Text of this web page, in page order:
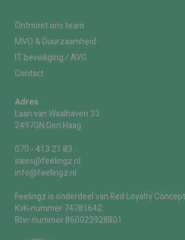
Ontmoet ons team
MVO & Duurzaamheid
IT beveiliging / AVG
Contact
Adres
Laan van Waalhaven 33
2497GN Den Haag
070 - 413 21 83
sales@feelingz.nl
info@feelingz.nl
Feelingz is onderdeel van Red Loyalty
KvK-nummer 74781642
Btw-nummer 860023928B01